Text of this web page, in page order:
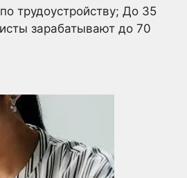
трудоустройству; До 35
зарабатывают до 70